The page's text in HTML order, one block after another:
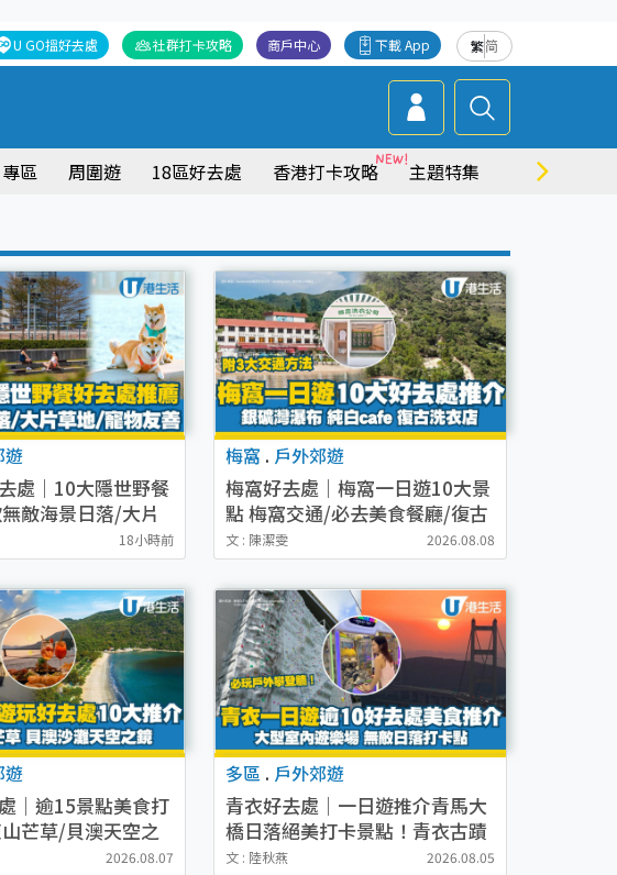
繁简
下載 App
商戶中心
社群打卡攻略
U GO搵好去處
區 周圍遊 18區好去處 香港打卡攻略 主題特集 商場情報
遊
處｜10大隱世野餐
敵海景日落/大片
18小時前
梅窩 . 戶外郊遊
梅窩好去處｜梅窩一日遊10大景
點 梅窩交通/必去美食餐廳/復古
洗衣店打卡
文 : 陳潔雯 2026.08.08
遊
｜逾15景點美食打
芒草/貝澳天空之
2026.08.07
多區 . 戶外郊遊
青衣好去處｜一日遊推介青馬大
橋日落絕美打卡景點！青衣古蹟
天梯/必玩戶外攀登牆
文 : 陸秋燕 2026.08.05